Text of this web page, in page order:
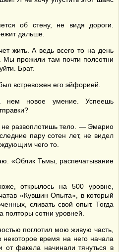
об стену, не видя дороги.
дальше.
жить. А ведь всего то на день
Мы прожили там почти полсотни
Брат.
встревожен его эйфорией.
новое умение. Успеешь
развоплотишь тело. — Эмарио
пару сотен лет, не видел
чего то.
«Облик Тьмы, распечатывание
открылось на 500 уровне,
«Кувшин Опыта», в который
сливать свой опыт. Тогда
полторы сотни уровней.
поглотил мою живую часть,
время на него начала
от факела начинали тянуться в